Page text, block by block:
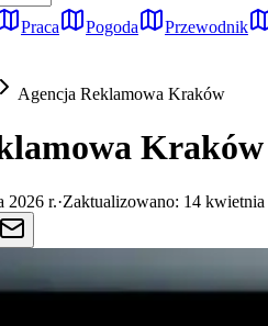
Praca Pogoda Przewodnik
Agencja Reklamowa Kraków
2026 r.·Zaktualizowano: 14 kwietnia